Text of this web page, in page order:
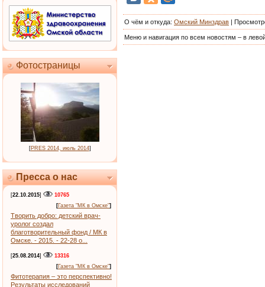
Фотостраницы
[PRES 2014, июль 2014]
Пресса о нас
[22.10.2015]
10765
[Газета "МК в Омске"]
Творить добро: детский врач-
уролог создал
благотворительный фонд / МК в
Омске. - 2015. - 22-28 о...
[25.08.2014]
13316
[Газета "МК в Омске"]
Фитотерапия – это перспективно!
Результаты исследований
О чём и откуда: Омский Минздрав |
Меню и навигация по всем новостям – в